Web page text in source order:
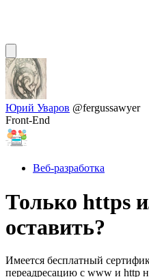
Юрий Уваров @fergussawyer
Front-End
Веб-разработка
Только https
оставить?
Имеется бесплатный
переадресацию с www и http